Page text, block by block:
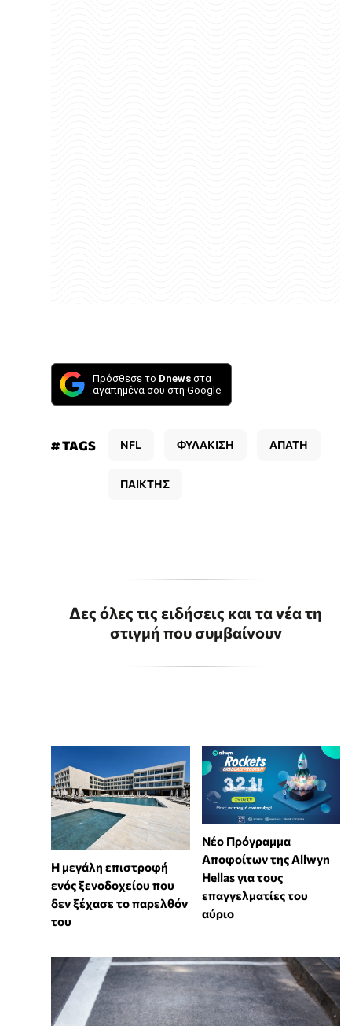
Πρόσθεσε το Dnews στα
αγαπημένα σου στη Google
# TAGS NFL ΦΥΛΑΚΙΣΗ ΑΠΑΤΗ
ΠΑΙΚΤΗΣ
Δες όλες τις ειδήσεις και τα νέα τη
στιγμή που συμβαίνουν
Η μεγάλη επιστροφή
ενός ξενοδοχείου που
δεν ξέχασε το παρελθόν
του
Νέο Πρόγραμμα
Αποφοίτων της Allwyn
Hellas για τους
επαγγελματίες του
αύριο